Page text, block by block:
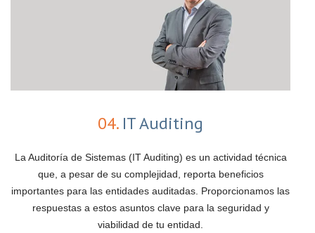
04.IT Auditing
La Auditoría de Sistemas (IT Auditing) es un actividad técnica
que, a pesar de su complejidad, reporta beneficios
importantes para las entidades auditadas. Proporcionamos las
respuestas a estos asuntos clave para la seguridad y
viabilidad de tu entidad.